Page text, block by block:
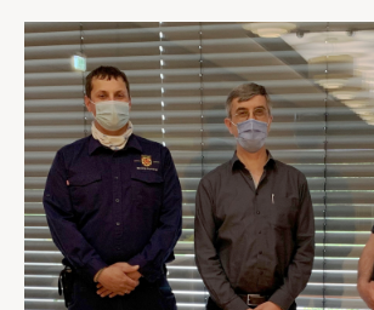
Assistance en vie privée
Développement professionnel
Devenir Membre